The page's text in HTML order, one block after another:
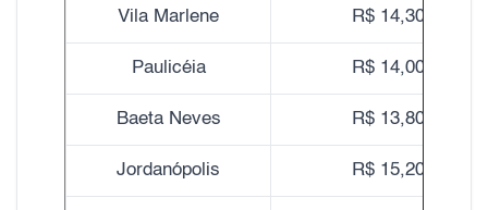
Vila Marlene R$ 14,30
Paulicéia R$ 14,00
Baeta Neves R$ 13,80
Jordanópolis R$ 15,20